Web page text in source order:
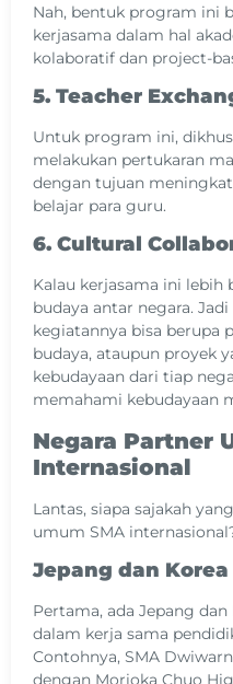
Nah, bentuk program ini
kerjasama dalam hal
kolaboratif dan project-
5. Teacher
Untuk program ini,
melakukan pertukaran
dengan tujuan
belajar para guru.
6. Cultural
Kalau kerjasama ini lebih
budaya antar negara.
kegiatannya bisa berupa
budaya, ataupun proyek
kebudayaan dari tiap
memahami kebudayaan
Negara Partner
Internasional
Lantas, siapa sajakah
umum SMA
Jepang dan Korea
Pertama, ada Jepang
dalam kerja sama
Contohnya, SMA
dengan Morioka Chuo